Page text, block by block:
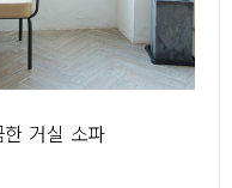
거실 소파